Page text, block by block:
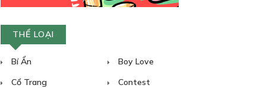
THỂ LOẠI
Bí Ẩn
Boy Love
Cổ Trang
Contest